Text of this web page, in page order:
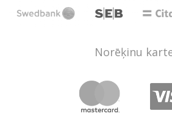
Norēķinu